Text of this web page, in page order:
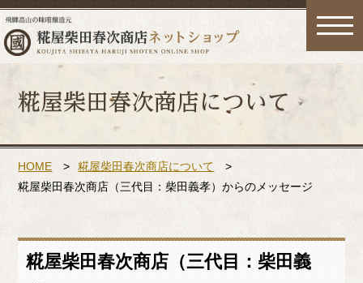
toggle
HOME > 糀屋柴田春次商店について
>
糀屋柴田春次商店（三代目：柴田義孝）からのメッセージ
糀屋柴田春次商店（三代目：柴田義